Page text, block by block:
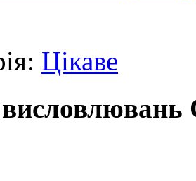
Цікаве
висловлювань